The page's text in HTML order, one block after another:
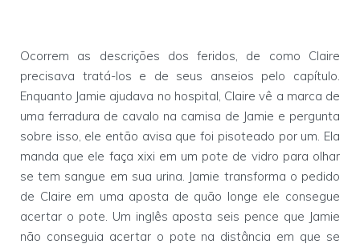
Ocorrem as descrições dos feridos, de como Claire
precisava tratá-los e de seus anseios pelo capítulo.
Enquanto Jamie ajudava no hospital, Claire vê a marca de
uma ferradura de cavalo na camisa de Jamie e pergunta
sobre isso, ele então avisa que foi pisoteado por um. Ela
manda que ele faça xixi em um pote de vidro para olhar
se tem sangue em sua urina. Jamie transforma o pedido
de Claire em uma aposta de quão longe ele consegue
acertar o pote. Um inglês aposta seis pence que Jamie
não conseguia acertar o pote na distância em que se